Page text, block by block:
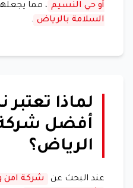
أو حي النسيم ، مما
السلامة بالرياض .
لماذا تعتبر
أفضل
الرياض؟
عند البحث عن شركة امن